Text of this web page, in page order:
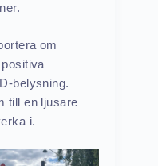
om
belysning.
till en ljusare
i.